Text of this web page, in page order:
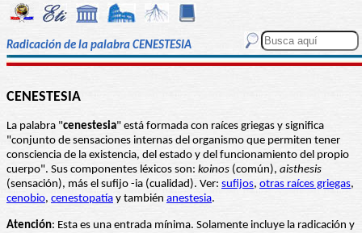
Radicación de la palabra CENESTESIA
CENESTESIA
La palabra "cenestesia" está formada con raíces griegas y significa
"conjunto de sensaciones internas del organismo que permiten tener
consciencia de la existencia, del estado y del funcionamiento del propio
cuerpo". Sus componentes léxicos son: koinos (común), aisthesis
(sensación), más el sufijo -ia (cualidad). Ver: sufijos, otras raíces griegas,
cenobio, cenestopatía y también anestesia.
Atención: Esta es una entrada mínima. Solamente incluye la radicación y